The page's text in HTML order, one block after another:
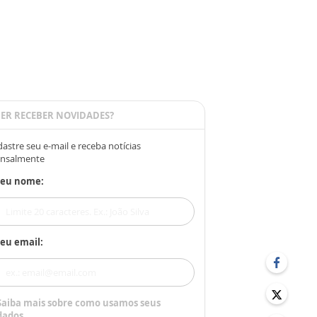
RECEBER NOVIDADES?
seu e-mail e receba notícias
nome:
email:
mais sobre como usamos seus